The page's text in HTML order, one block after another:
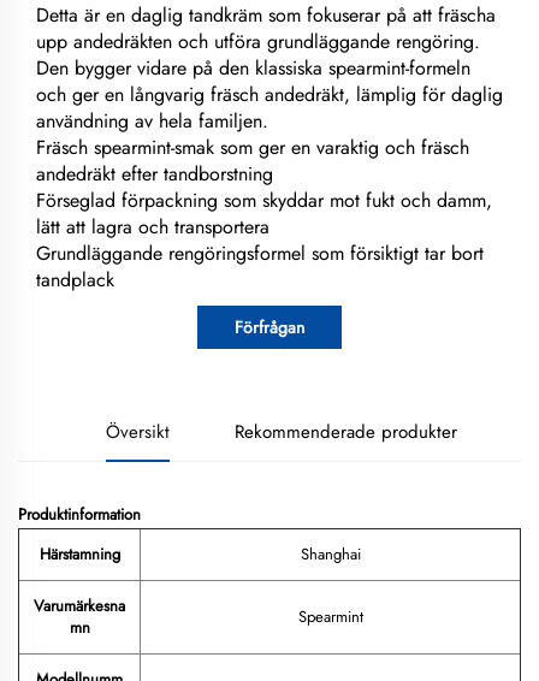
Detta är en daglig tandkräm som fokuserar på att fräscha
upp andedräkten och utföra grundläggande rengöring.
Den bygger vidare på den klassiska spearmint-formeln
och ger en långvarig fräsch andedräkt, lämplig för daglig
användning av hela familjen.
Fräsch spearmint-smak som ger en varaktig och fräsch
andedräkt efter tandborstning
Förseglad förpackning som skyddar mot fukt och damm,
lätt att lagra och transportera
Grundläggande rengöringsformel som försiktigt tar bort
tandplack
Förfrågan
Översikt Rekommenderade produkter
Produktinformation
Härstamning
Shanghai
Varumärkesna
mn
Spearmint